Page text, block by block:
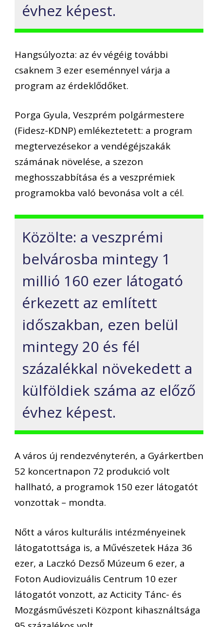
évhez képest.
Hangsúlyozta: az év végéig további
csaknem 3 ezer eseménnyel várja a
program az érdeklődőket.
Porga Gyula, Veszprém polgármestere
(Fidesz-KDNP) emlékeztetett: a program
megtervezésekor a vendégéjszakák
számának növelése, a szezon
meghosszabbítása és a veszprémiek
programokba való bevonása volt a cél.
Közölte: a veszprémi
belvárosba mintegy 1
millió 160 ezer látogató
érkezett az említett
időszakban, ezen belül
mintegy 20 és fél
százalékkal növekedett a
külföldiek száma az előző
évhez képest.
A város új rendezvényterén, a Gyárkertben
52 koncertnapon 72 produkció volt
hallható, a programok 150 ezer látogatót
vonzottak – mondta.
Nőtt a város kulturális intézményeinek
látogatottsága is, a Művészetek Háza 36
ezer, a Laczkó Dezső Múzeum 6 ezer, a
Foton Audiovizuális Centrum 10 ezer
látogatót vonzott, az Acticity Tánc- és
Mozgásművészeti Központ kihasználtsága